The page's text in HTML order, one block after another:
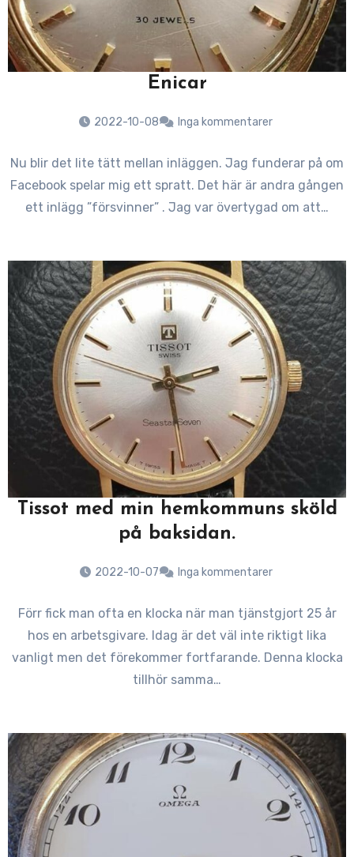
Enicar
2022-10-08 Inga kommentarer
Nu blir det lite tätt mellan inläggen. Jag funderar på om
Facebook spelar mig ett spratt. Det här är andra gången
ett inlägg ”försvinner” . Jag var övertygad om att…
Tissot med min hemkommuns sköld
på baksidan.
2022-10-07 Inga kommentarer
Förr fick man ofta en klocka när man tjänstgjort 25 år
hos en arbetsgivare. Idag är det väl inte riktigt lika
vanligt men det förekommer fortfarande. Denna klocka
tillhör samma…